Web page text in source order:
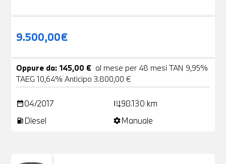
9.500,00€
Oppure da: 145,00 € al mese per 48 mesi TAN 9,95%
TAEG 10,64% Anticipo 3.800,00 €
date_range04/2017 add_road98.130 km
local_gas_station Diesel settingsManuale